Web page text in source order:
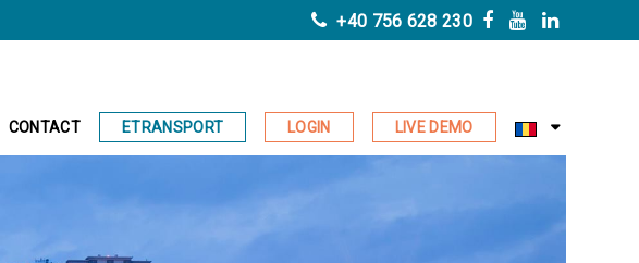
+40 756 628 230
CONTACT ETRANSPORT LOGIN LIVE DEMO